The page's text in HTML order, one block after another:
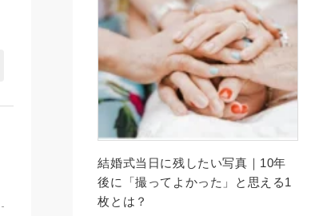
結婚式当日に残したい写真｜10年
後に「撮ってよかった」と思える1
枚とは？